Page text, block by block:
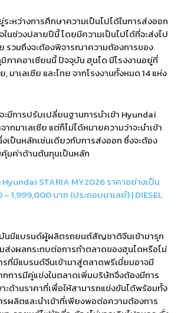
ะหว่างการศึกษาความเป็นไปได้ในการส่งออก
ในช่วงปลายปีนี้ โดยมีความเป็นไปได้ที่จะส่งไป
รวมถึงจะต้องพิจารณาความต้องการของ
มิภาคอาเซียนนี้ ปัจจุบัน ฮุนได มีโรงงานอยู่ที่
,มาเลเซีย และไทย จากโรงงานทั้งหมด14แห่ง
มีการปรับเปลี่ยนฐานการนำเข้า Hyundai
ากมาเลเซีย แต่ก็ไม่ได้หมายความว่าจะนำเข้า
เป็นหลักเช่นเดียวกับการส่งออก ซึ่งจะต้อง
มค่าด้านต้นทุนเป็นหลัก
Hyundai STARIA MY2026 ราคาอย่างเป็น
– 1,999,000 บาท (ประกอบมาเลย์) | DIESEL
นมีแบรนด์ผู้ผลิตรถยนต์สัญชาติจีนเข้ามารุก
ส่งผลกระทบต่อการทำตลาดของฮุนไดหรือไม่
รที่มีแบรนด์จีนเข้ามาสู่ตลาดพรีเมี่ยมอาจมี
กการมีคู่แข่งในตลาดเพิ่มบริษัทจึงต้องมีการ
ด้านราคาที่เพื่อให้สามารถแข่งขันได้พร้อมทั้ง
ผลิตและนำเข้าที่เพียงพอต่อความต้องการ